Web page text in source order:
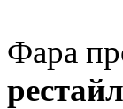
Фара